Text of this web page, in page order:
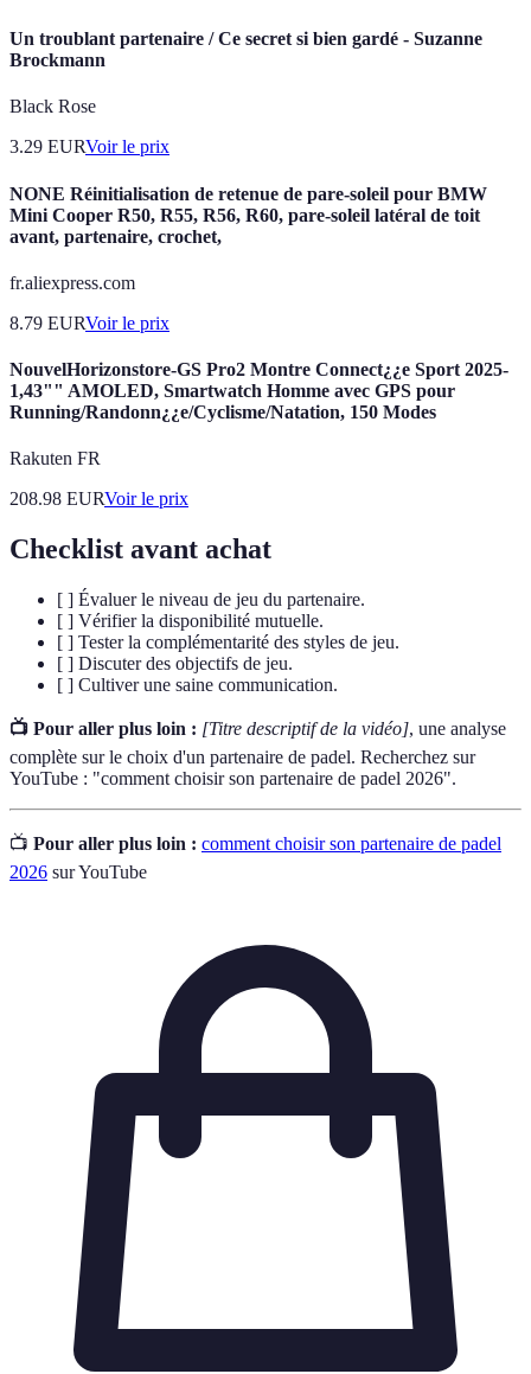
Un troublant partenaire / Ce secret si bien gardé - Suzanne
Brockmann
Black Rose
3.29 EURVoir le prix
NONE Réinitialisation de retenue de pare-soleil pour BMW
Mini Cooper R50, R55, R56, R60, pare-soleil latéral de toit
avant, partenaire, crochet,
fr.aliexpress.com
8.79 EURVoir le prix
NouvelHorizonstore-GS Pro2 Montre Connect¿¿e Sport 2025-
1,43"" AMOLED, Smartwatch Homme avec GPS pour
Running/Randonn¿¿e/Cyclisme/Natation, 150 Modes
Rakuten FR
208.98 EURVoir le prix
Checklist avant achat
[ ] Évaluer le niveau de jeu du partenaire.
[ ] Vérifier la disponibilité mutuelle.
[ ] Tester la complémentarité des styles de jeu.
[ ] Discuter des objectifs de jeu.
[ ] Cultiver une saine communication.
📺 Pour aller plus loin : [Titre descriptif de la vidéo], une analyse
complète sur le choix d'un partenaire de padel. Recherchez sur
YouTube : "comment choisir son partenaire de padel 2026".
📺 Pour aller plus loin : comment choisir son partenaire de padel
2026 sur YouTube